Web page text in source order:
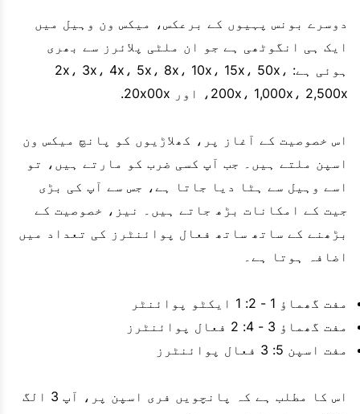
دوسرے بونس پہیوں کے برعکس، میکس ون وہیل میں
ایک ہی انگوٹھی ہے جو ان ملٹی پلائرز سے بھری
ہوئی ہے: 2x، 3x، 4x، 5x، 8x، 10x، 15x، 50x،
200x، 1,000x، 2,500x، اور 20x00x.
اس خصوصیت کے آغاز پر، کھلاڑیوں کو پانچ میکس ون
اسپن ملتے ہیں۔ جب آپ کسی ضرب کو مارتے ہیں، تو
اسے وہیل سے ہٹا دیا جاتا ہے، جس سے آپ کی بڑی
جیت کے امکانات بڑھ جاتے ہیں۔ نیز، خصوصیت کے
بڑھنے کے ساتھ ساتھ فعال پوائنٹرز کی تعداد میں
اضافہ ہوتا ہے۔
مفت گھماؤ 1 - 2: 1 ایکٹو پوائنٹر
مفت گھماؤ 3 - 4: 2 فعال پوائنٹرز
مفت اسپن 5: 3 فعال پوائنٹرز
اس کا مطلب ہے کہ پانچویں فری اسپن پر، آپ 3 الگ